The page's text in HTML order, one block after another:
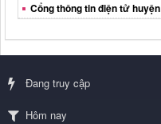
Cổng thông tin điện tử huyện
Đang truy cập
Hôm nay